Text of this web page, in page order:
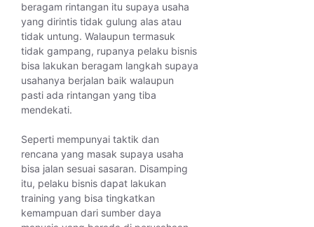
beragam rintangan itu supaya usaha
yang dirintis tidak gulung alas atau
tidak untung. Walaupun termasuk
tidak gampang, rupanya pelaku bisnis
bisa lakukan beragam langkah supaya
usahanya berjalan baik walaupun
pasti ada rintangan yang tiba
mendekati.
Seperti mempunyai taktik dan
rencana yang masak supaya usaha
bisa jalan sesuai sasaran. Disamping
itu, pelaku bisnis dapat lakukan
training yang bisa tingkatkan
kemampuan dari sumber daya